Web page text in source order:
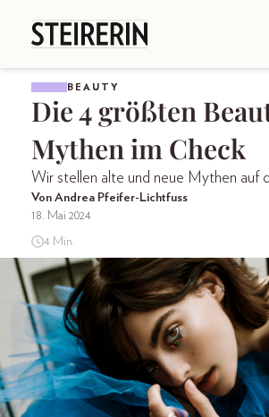
BEAUTY
Die 4 größten
Mythen im Check
Wir stellen alte und neue Mythen auf
Von Andrea Pfeifer-Lichtfuss
18. Mai 2024
4 Min.